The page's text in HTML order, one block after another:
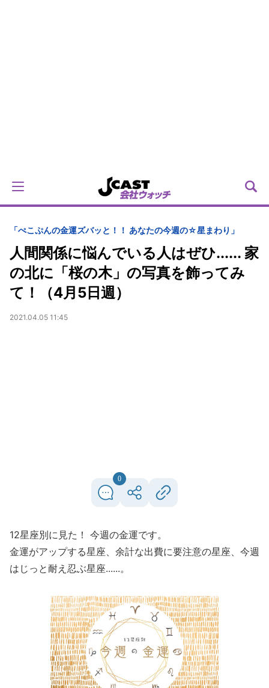
「ぺこぷんの金運ズバッと！！ あなたの今週の☆星まわり」
人間関係に悩んでいる人はぜひ...... 家
の北に「桜の木」の写真を飾ってみ
て！（4月5日週）
2021.04.05 11:45
0
12星座別に見た！ 今週の金運です。
金運がアップする星座、余計な出費に要注意の星座、今週
はじっと耐え忍ぶ星座......。